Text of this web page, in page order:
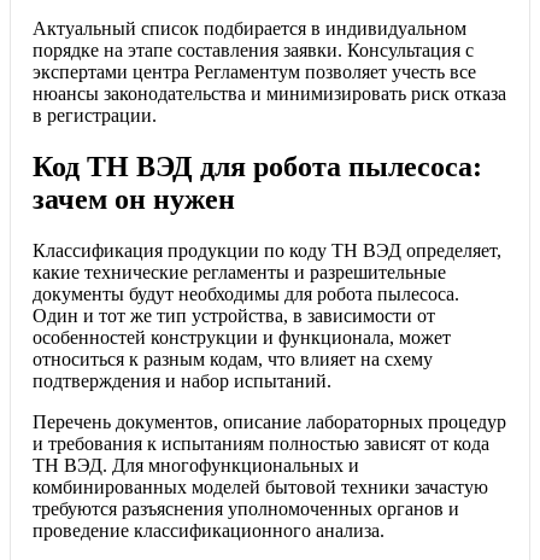
Актуальный список подбирается в индивидуальном
порядке на этапе составления заявки. Консультация с
экспертами центра Регламентум позволяет учесть все
нюансы законодательства и минимизировать риск отказа
в регистрации.
Код ТН ВЭД для робота пылесоса:
зачем он нужен
Классификация продукции по коду ТН ВЭД определяет,
какие технические регламенты и разрешительные
документы будут необходимы для робота пылесоса.
Один и тот же тип устройства, в зависимости от
особенностей конструкции и функционала, может
относиться к разным кодам, что влияет на схему
подтверждения и набор испытаний.
Перечень документов, описание лабораторных процедур
и требования к испытаниям полностью зависят от кода
ТН ВЭД. Для многофункциональных и
комбинированных моделей бытовой техники зачастую
требуются разъяснения уполномоченных органов и
проведение классификационного анализа.